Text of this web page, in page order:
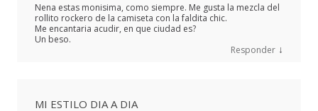
Nena estas monisima, como siempre. Me gusta la mezcla del
rollito rockero de la camiseta con la faldita chic.
Me encantaria acudir, en que ciudad es?
Un beso.
Responder ↓
MI ESTILO DIA A DIA